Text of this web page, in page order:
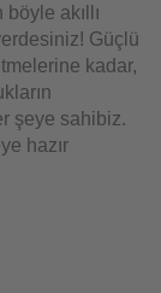
akıllı
Güçlü
kadar,
şeye sahibiz.
hazır